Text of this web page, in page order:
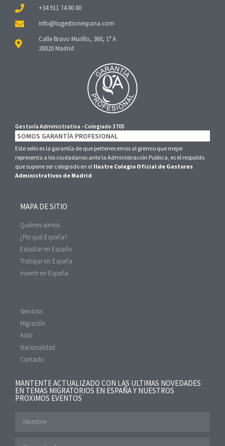
+34 911 74 80 80
Calle Bravo Murillo, 360, 1° A
28020 Madrid
Gestoría Administrativa - Colegiado 3705
SOMOS GARANTÍA PROFESIONAL
Este sello es la garantía de que pertenecemos al gremio que mejor
representa a los ciudadanos ante la Administración Publica, es el respaldo
que supone ser colegiado en el Ilustre Colegio Oficial de Gestores
Administrativos de Madrid
MAPA DE SITIO
Quiénes somos
¿Por qué España?
Estudiar en España
Trabajar en España
Invertir en España
Servicios
Migración
Asilo
Nacionalidad
Contacto
MANTENTE ACTUALIZADO CON LAS ULTIMAS NOVEDADES
EN TEMAS MIGRATORIOS EN ESPAÑA Y NUESTROS
PROXIMOS EVENTOS